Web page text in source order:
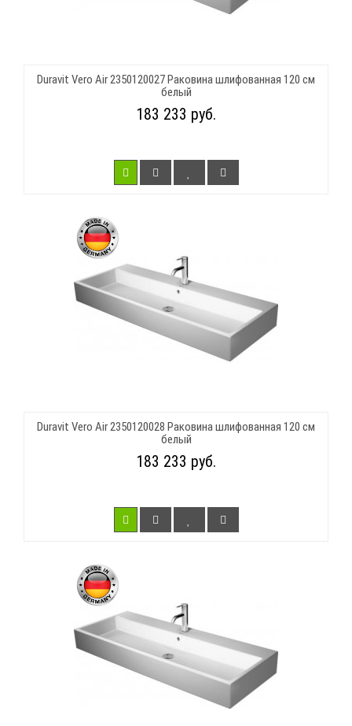
Duravit Vero Air 2350120027 Раковина шлифованная 120 см
белый
183 233 руб.
Duravit Vero Air 2350120028 Раковина шлифованная 120 см
белый
183 233 руб.